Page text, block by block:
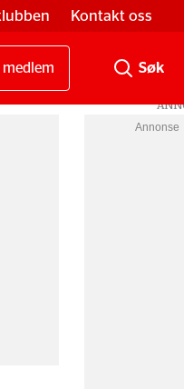
Kontakt oss
medlem
Annonse